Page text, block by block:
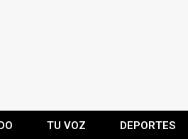
TU VOZ DEPORTES